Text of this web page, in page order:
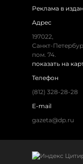
Реклама в
Адрес
197022,
Санкт-
пом. 74.
показать на
Телефон
(812) 328-28-28
E-mail
gazeta@dp.ru